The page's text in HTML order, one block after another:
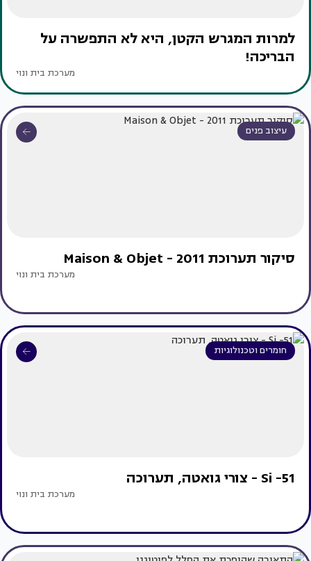
למרות המגרש הקטן, היא לא התפשרה על
הבריכה!
מערכת בית ונוי
עיצוב פנים
סיקור תערוכת Maison & Objet - 2011
מערכת בית ונוי
חומרים וטכנולוגיות
Si -51 - צורי גואטה, תערוכה
מערכת בית ונוי